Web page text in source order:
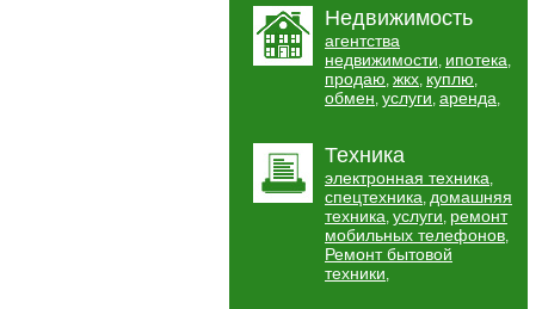
Недвижимость
агентства
недвижимости, ипотека,
продаю, жкх, куплю,
обмен, услуги, аренда,
Техника
электронная техника,
спецтехника, домашняя
техника, услуги, ремонт
мобильных телефонов,
Ремонт бытовой
техники,